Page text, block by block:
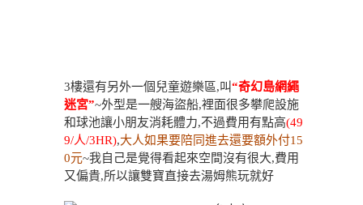
3樓還有另外一個兒童遊樂區,叫“奇幻島網繩
迷宮”~外型是一艘海盜船,裡面很多攀爬設施
和球池讓小朋友消耗體力,不過費用有點高(49
9/人/3HR),大人如果要陪同進去還要額外付15
0元~我自己是覺得看起來空間沒有很大,費用
又偏貴,所以讓雙寶直接去湯姆熊玩就好